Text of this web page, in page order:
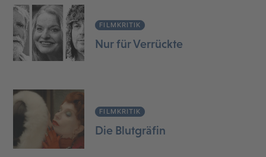
FILMKRITIK
Nur für Verrückte
FILMKRITIK
Die Blutgräfin